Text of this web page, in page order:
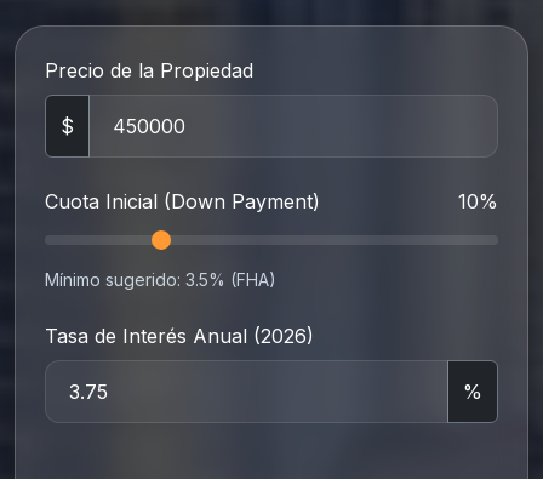
Precio de la Propiedad
$
Cuota Inicial (Down Payment) 10%
Mínimo sugerido: 3.5% (FHA)
Tasa de Interés Anual (2026)
%